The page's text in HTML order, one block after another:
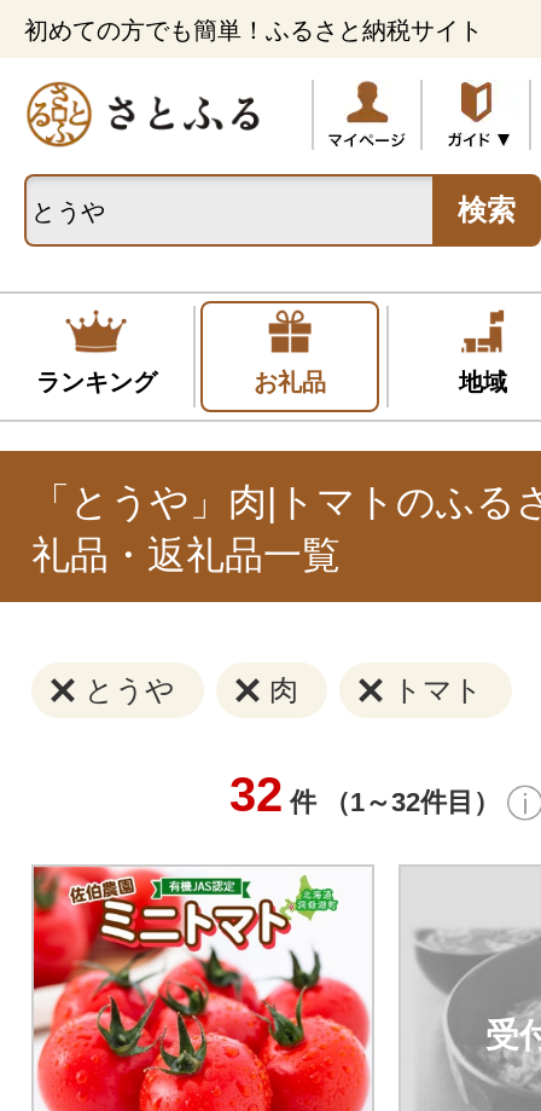
初めての方でも簡単！ふるさと納税サイト
検索
ランキング お礼品 地域
「とうや」肉|トマトのふる
礼品・返礼品一覧
とうや 肉 トマト
32 件 （1～32件目）
受